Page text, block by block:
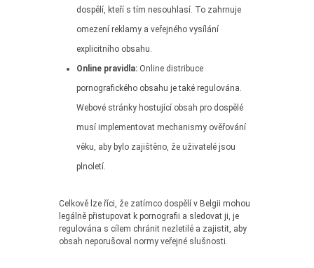
dospělí, kteří s tím nesouhlasí. To zahrnuje
omezení reklamy a veřejného vysílání
explicitního obsahu.
Online pravidla: Online distribuce
pornografického obsahu je také regulována.
Webové stránky hostující obsah pro dospělé
musí implementovat mechanismy ověřování
věku, aby bylo zajištěno, že uživatelé jsou
plnoletí.
Celkově lze říci, že zatímco dospělí v Belgii mohou
legálně přistupovat k pornografii a sledovat ji, je
regulována s cílem chránit nezletilé a zajistit, aby
obsah neporušoval normy veřejné slušnosti.